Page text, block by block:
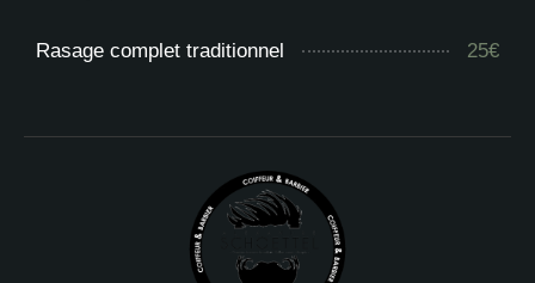
Rasage complet traditionnel 25€